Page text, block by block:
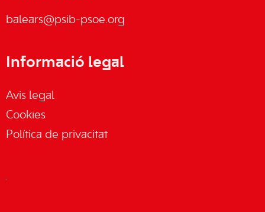
balears@psib-psoe.org
Informació legal
Avis legal
Cookies
Política de privacitat